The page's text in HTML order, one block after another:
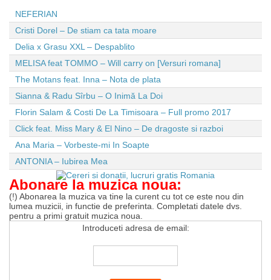
NEFERIAN
Cristi Dorel – De stiam ca tata moare
Delia x Grasu XXL – Despablito
MELISA feat TOMMO – Will carry on [Versuri romana]
The Motans feat. Inna – Nota de plata
Sianna & Radu Sîrbu – O Inimă La Doi
Florin Salam & Costi De La Timisoara – Full promo 2017
Click feat. Miss Mary & El Nino – De dragoste si razboi
Ana Maria – Vorbeste-mi In Soapte
ANTONIA – Iubirea Mea
Abonare la muzica noua:
(!) Abonarea la muzica va tine la curent cu tot ce este nou din
lumea muzicii, in functie de preferinta. Completati datele dvs.
pentru a primi gratuit muzica noua.
Introduceti adresa de email: